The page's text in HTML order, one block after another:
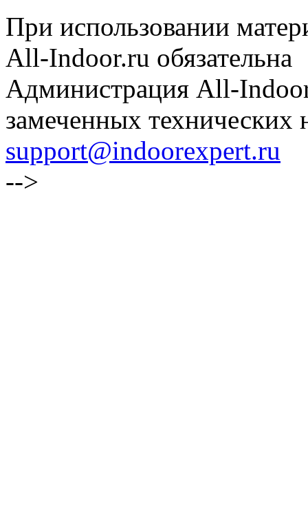
При использовании
All-Indoor.ru обязательна
Администрация All-
замеченных технических
support@indoorexpert.ru
-->